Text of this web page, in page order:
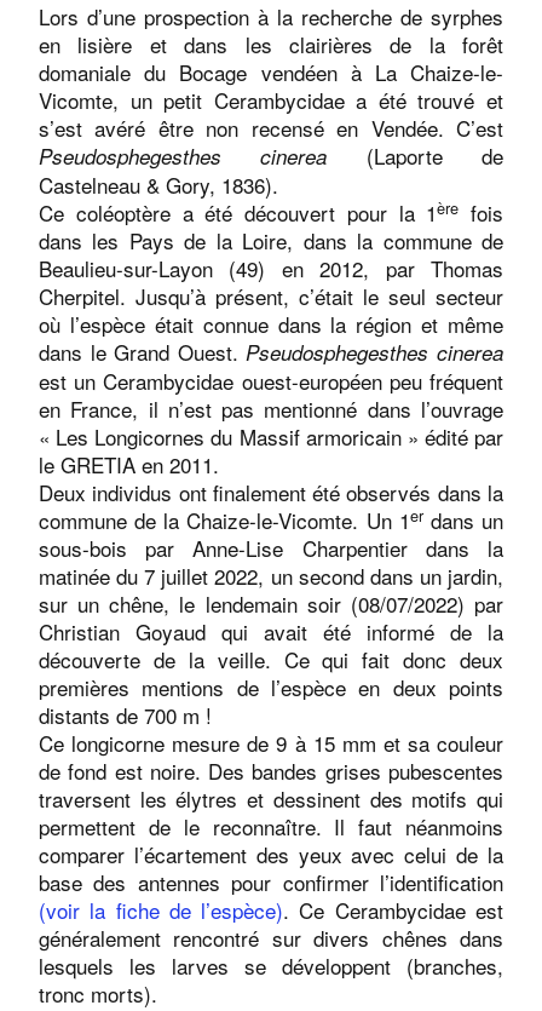
Lors d’une prospection à la recherche de syrphes
en lisière et dans les clairières de la forêt
domaniale du Bocage vendéen à La Chaize-le-
Vicomte, un petit Cerambycidae a été trouvé et
s’est avéré être non recensé en Vendée. C’est
Pseudosphegesthes cinerea (Laporte de
Castelneau & Gory, 1836).
Ce coléoptère a été découvert pour la 1ère fois
dans les Pays de la Loire, dans la commune de
Beaulieu-sur-Layon (49) en 2012, par Thomas
Cherpitel. Jusqu’à présent, c’était le seul secteur
où l’espèce était connue dans la région et même
dans le Grand Ouest.Pseudosphegesthes cinerea
est un Cerambycidae ouest-européen peu fréquent
en France, il n’est pas mentionné dans l’ouvrage
« Les Longicornes du Massif armoricain » édité par
le GRETIA en 2011.
Deux individus ont finalement été observés dans la
commune de la Chaize-le-Vicomte. Un 1erdans un
sous-bois par Anne-Lise Charpentier dans la
matinée du 7 juillet 2022, un second dans un jardin,
sur un chêne, le lendemain soir (08/07/2022) par
Christian Goyaud qui avait été informé de la
découverte de la veille. Ce qui fait donc deux
premières mentions de l’espèce en deux points
distants de 700 m !
Ce longicorne mesure de 9 à 15 mm et sa couleur
de fond est noire. Des bandes grises pubescentes
traversent les élytres et dessinent des motifs qui
permettent de le reconnaître. Il faut néanmoins
comparer l’écartement des yeux avec celui de la
base des antennes pour confirmer l’identification
(voir la fiche de l’espèce). Ce Cerambycidae est
généralement rencontré sur divers chênes dans
lesquels les larves se développent (branches,
tronc morts).